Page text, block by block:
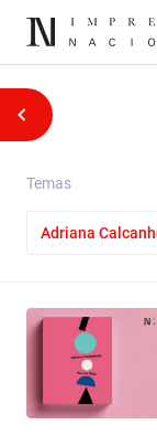
Temas
Adriana